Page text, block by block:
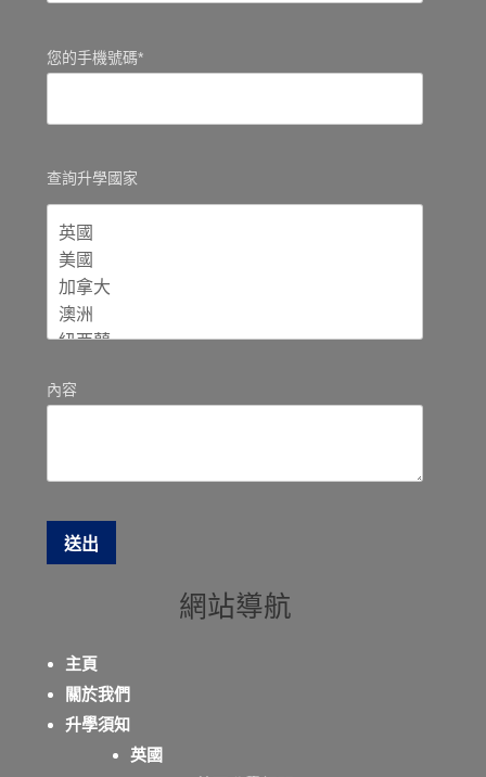
您的手機號碼*
查詢升學國家
內容
網站導航
主頁
關於我們
升學須知
英國